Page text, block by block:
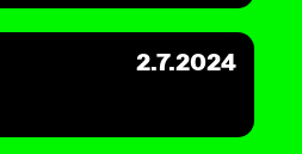
2.7.2024